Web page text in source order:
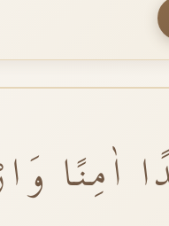
اٰمِنًا